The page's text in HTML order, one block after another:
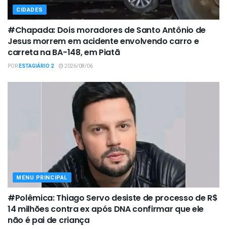
CIDADES
#Chapada: Dois moradores de Santo Antônio de
Jesus morrem em acidente envolvendo carro e
carreta na BA-148, em Piatã
PORESTAGIÁRIO 2 2026/08/06
MENU PRINCIPAL
#Polêmica: Thiago Servo desiste de processo de R$
14 milhões contra ex após DNA confirmar que ele
não é pai de criança